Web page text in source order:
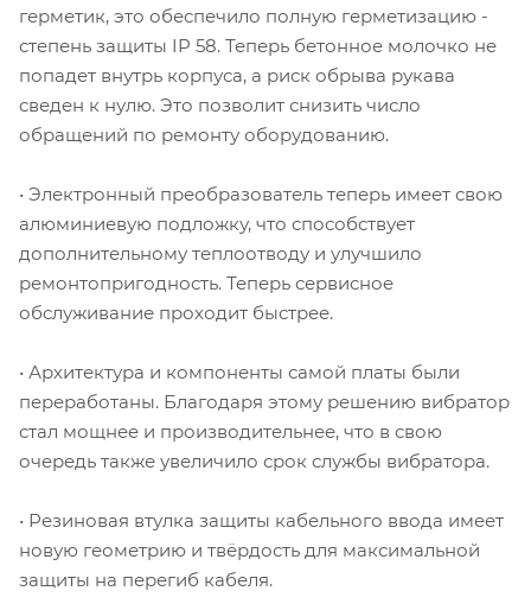
герметик, это обеспечило полную герметизацию -
степень защиты IP 58. Теперь бетонное молочко не
попадет внутрь корпуса, а риск обрыва рукава
сведен к нулю. Это позволит снизить число
обращений по ремонту оборудованию.
• Электронный преобразователь теперь имеет свою
алюминиевую подложку, что способствует
дополнительному теплоотводу и улучшило
ремонтопригодность. Теперь сервисное
обслуживание проходит быстрее.
• Архитектура и компоненты самой платы были
переработаны. Благодаря этому решению вибратор
стал мощнее и производительнее, что в свою
очередь также увеличило срок службы вибратора.
• Резиновая втулка защиты кабельного ввода имеет
новую геометрию и твёрдость для максимальной
защиты на перегиб кабеля.